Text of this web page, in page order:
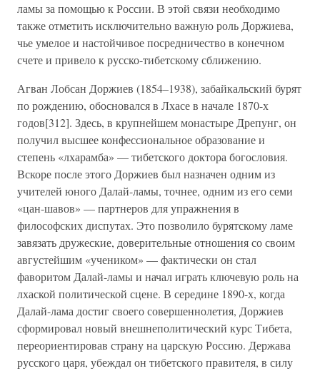
ламы за помощью к России. В этой связи необходимо
также отметить исключительно важную роль Доржиева,
чье умелое и настойчивое посредничество в конечном
счете и привело к русско-тибетскому сближению.
Агван Лобсан Доржиев (1854–1938), забайкальский бурят
по рождению, обосновался в Лхасе в начале 1870-х
годов[312]. Здесь, в крупнейшем монастыре Дрепунг, он
получил высшее конфессиональное образование и
степень «лхарамба» — тибетского доктора богословия.
Вскоре после этого Доржиев был назначен одним из
учителей юного Далай-ламы, точнее, одним из его семи
«цан-шавов» — партнеров для упражнения в
философских диспутах. Это позволило бурятскому ламе
завязать дружеские, доверительные отношения со своим
августейшим «учеником» — фактически он стал
фаворитом Далай-ламы и начал играть ключевую роль на
лхаской политической сцене. В середине 1890-х, когда
Далай-лама достиг своего совершеннолетия, Доржиев
сформировал новый внешнеполитический курс Тибета,
переориентировав страну на царскую Россию. Держава
русского царя, убеждал он тибетского правителя, в силу